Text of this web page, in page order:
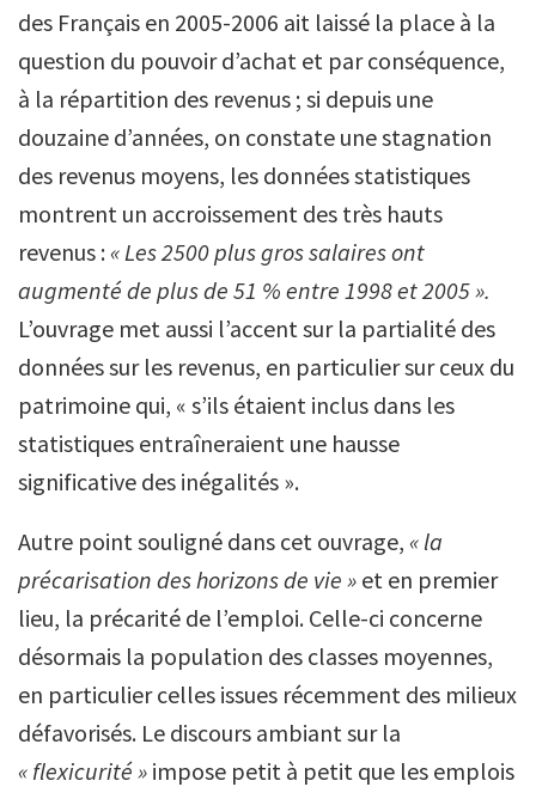
des Français en 2005-2006 ait laissé la place à la
question du pouvoir d’achat et par conséquence,
à la répartition des revenus ; si depuis une
douzaine d’années, on constate une stagnation
des revenus moyens, les données statistiques
montrent un accroissement des très hauts
revenus : « Les 2500 plus gros salaires ont
augmenté de plus de 51 % entre 1998 et 2005 ».
L’ouvrage met aussi l’accent sur la partialité des
données sur les revenus, en particulier sur ceux du
patrimoine qui, « s’ils étaient inclus dans les
statistiques entraîneraient une hausse
significative des inégalités ».
Autre point souligné dans cet ouvrage, « la
précarisation des horizons de vie » et en premier
lieu, la précarité de l’emploi. Celle-ci concerne
désormais la population des classes moyennes,
en particulier celles issues récemment des milieux
défavorisés. Le discours ambiant sur la
« flexicurité » impose petit à petit que les emplois